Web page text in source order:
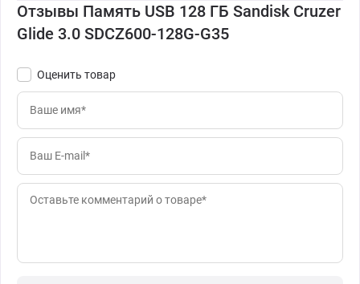
Отзывы Память USB 128 ГБ Sandisk Cruzer
Glide 3.0 SDCZ600-128G-G35
Оценить товар